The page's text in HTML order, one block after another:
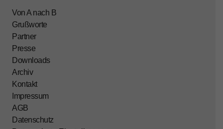
Von A nach B
Grußworte
Partner
Presse
Downloads
Archiv
Kontakt
Impressum
AGB
Datenschutz